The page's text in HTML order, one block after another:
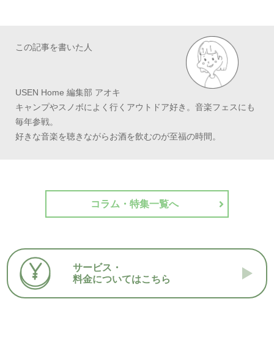
この記事を書いた人
USEN Home 編集部 アオキ
キャンプやスノボによく行くアウトドア好き。音楽フェスにも
毎年参戦。
好きな音楽を聴きながらお酒を飲むのが至福の時間。
コラム・特集一覧へ
サービス・
料金についてはこちら